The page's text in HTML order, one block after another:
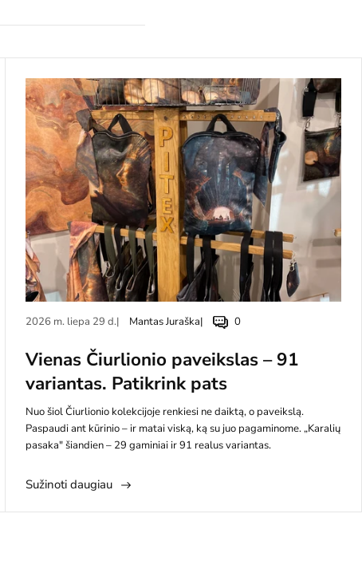
2026 m. liepa 29 d. Mantas Juraška 0
Vienas Čiurlionio paveikslas – 91
variantas. Patikrink pats
Nuo šiol Čiurlionio kolekcijoje renkiesi ne daiktą, o paveikslą.
Paspaudi ant kūrinio – ir matai viską, ką su juo pagaminome. „Karalių
pasaka" šiandien – 29 gaminiai ir 91 realus variantas.
Sužinoti daugiau